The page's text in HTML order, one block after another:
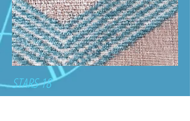
STARS 18